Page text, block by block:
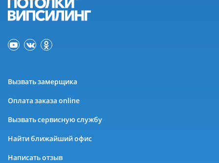
Вызвать замерщика
Оплата заказа online
Вызвать сервисную службу
Найти ближайший офис
Написать отзыв